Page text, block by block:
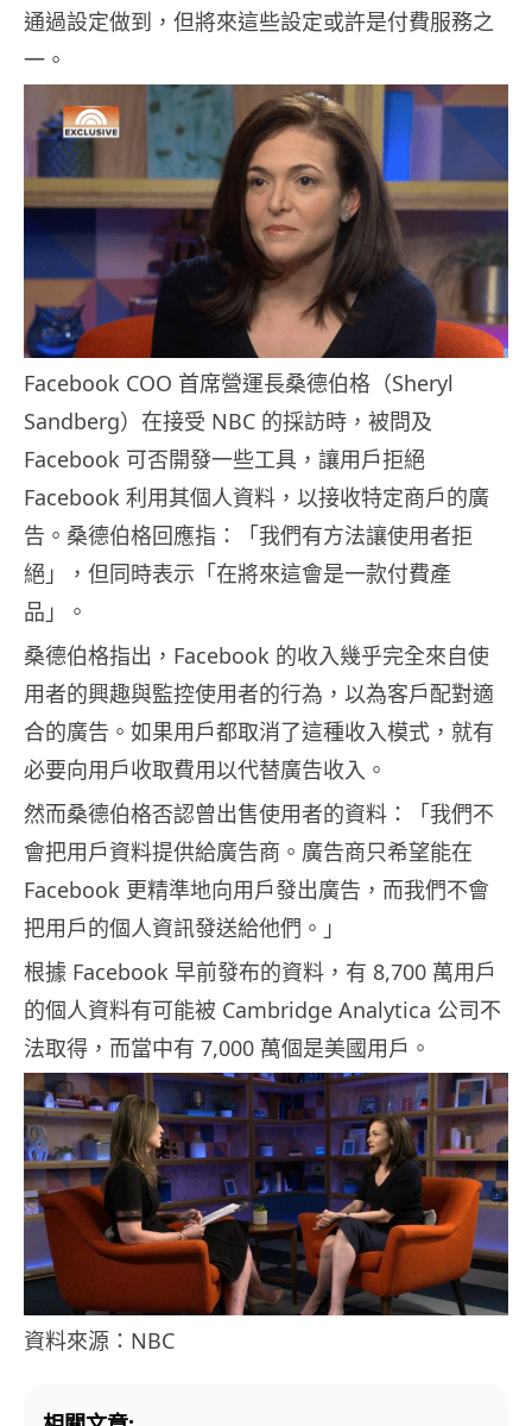
通過設定做到，但將來這些設定或許是付費服務之
一。
Facebook COO 首席營運長桑德伯格（Sheryl
Sandberg）在接受 NBC 的採訪時，被問及
Facebook 可否開發一些工具，讓用戶拒絕
Facebook 利用其個人資料，以接收特定商戶的廣
告。桑德伯格回應指：「我們有方法讓使用者拒
絕」，但同時表示「在將來這會是一款付費產
品」。
桑德伯格指出，Facebook 的收入幾乎完全來自使
用者的興趣與監控使用者的行為，以為客戶配對適
合的廣告。如果用戶都取消了這種收入模式，就有
必要向用戶收取費用以代替廣告收入。
然而桑德伯格否認曾出售使用者的資料：「我們不
會把用戶資料提供給廣告商。廣告商只希望能在
Facebook 更精準地向用戶發出廣告，而我們不會
把用戶的個人資訊發送給他們。」
根據 Facebook 早前發布的資料，有 8,700 萬用戶
的個人資料有可能被 Cambridge Analytica 公司不
法取得，而當中有 7,000 萬個是美國用戶。
資料來源：NBC